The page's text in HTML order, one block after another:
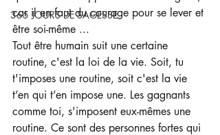
365 JOURS DE SAGESSE
car il en faut du courage pour se lever et
être soi-même ...
Tout être humain suit une certaine
routine, c'est la loi de la vie. Soit, tu
t'imposes une routine, soit c'est la vie
t’en qui t’en impose une. Les gagnants
comme toi, s'imposent eux-mêmes une
routine. Ce sont des personnes fortes qui